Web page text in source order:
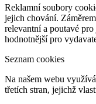
Reklamní soubory
jejich chování.
relevantní a poutavé
hodnotnější pro
Seznam cookies
Na našem webu
třetích stran, jejichž